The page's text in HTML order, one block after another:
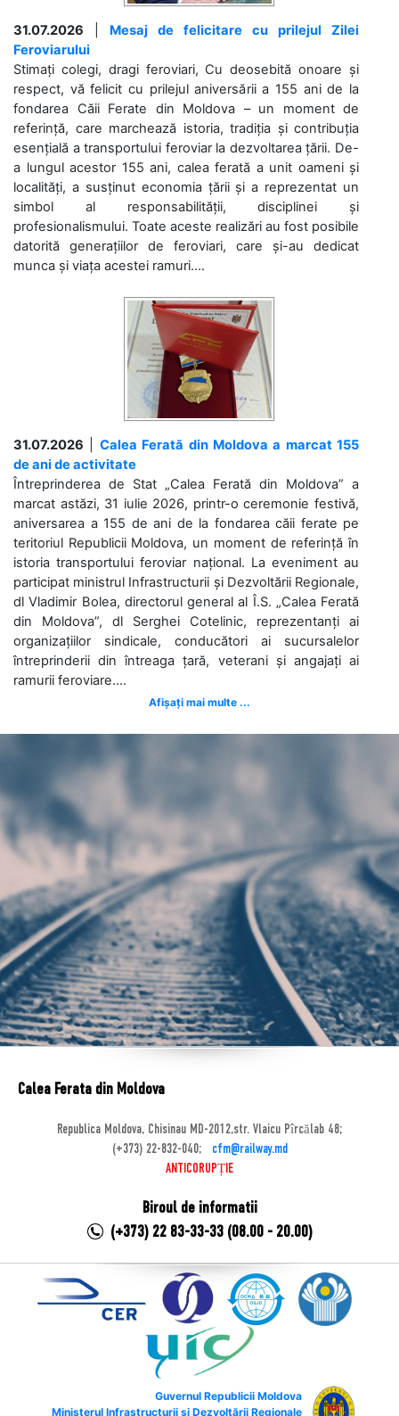
31.07.2026
Mesaj de felicitare cu prilejul Zilei
Feroviarului
Stimați colegi, dragi feroviari, Cu deosebită onoare și
respect, vă felicit cu prilejul aniversării a 155 ani de la
fondarea Căii Ferate din Moldova – un moment de
referință, care marchează istoria, tradiția și contribuția
esențială a transportului feroviar la dezvoltarea țării. De-
a lungul acestor 155 ani, calea ferată a unit oameni și
localități, a susținut economia țării și a reprezentat un
simbol al responsabilității, disciplinei și
profesionalismului. Toate aceste realizări au fost posibile
datorită generațiilor de feroviari, care și-au dedicat
munca și viața acestei ramuri....
31.07.2026
Calea Ferată din Moldova a marcat 155
de ani de activitate
Întreprinderea de Stat „Calea Ferată din Moldova” a
marcat astăzi, 31 iulie 2026, printr-o ceremonie festivă,
aniversarea a 155 de ani de la fondarea căii ferate pe
teritoriul Republicii Moldova, un moment de referință în
istoria transportului feroviar național. La eveniment au
participat ministrul Infrastructurii și Dezvoltării Regionale,
dl Vladimir Bolea, directorul general al Î.S. „Calea Ferată
din Moldova”, dl Serghei Cotelinic, reprezentanți ai
organizațiilor sindicale, conducători ai sucursalelor
întreprinderii din întreaga țară, veterani și angajați ai
ramurii feroviare....
Afișați mai multe ...
Calea Ferata din Moldova
Republica Moldova, Chisinau MD-2012,str. Vlaicu Pîrcălab 48;
(+373) 22-832-040;
cfm@railway.md
ANTICORUPȚIE
Biroul de informatii
(+373) 22 83-33-33 (08.00 - 20.00)
Guvernul Republicii Moldova
Ministerul Infrastructurii și Dezvoltării Regionale